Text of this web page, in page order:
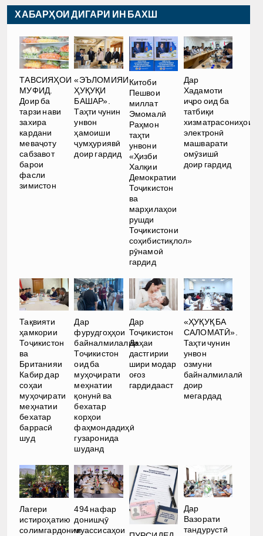
ХАБАРҲОИ ДИГАРИ ИН БАХШ
ТАВСИЯҲОИ
МУФИД.
Доир ба
тарзи нави
захира
кардани
меваҷоту
сабзавот
барои
фасли
зимистон
«ЭЪЛОМИЯИ
ҲУҚУҚИ
БАШАР».
Таҳти чунин
унвон
ҳамоиши
ҷумҳуриявӣ
доир гардид
Китоби
Пешвои
миллат
Эмомалӣ
Раҳмон
таҳти
унвони
«Ҳизби
Халқии
Демократии
Тоҷикистон
ва
марҳилаҳои
рушди
Тоҷикистони
соҳибистиқлол»
рӯнамоӣ
гардид
Дар
Хадамоти
иҷро оид ба
татбиқи
хизматрасониҳои
электронӣ
машварати
омӯзишӣ
доир гардид
Тақвияти
ҳамкории
Тоҷикистон
ва
Британияи
Кабир дар
соҳаи
муҳоҷирати
меҳнатии
бехатар
баррасӣ
шуд
Дар
фурудгоҳҳои
байналмилалии
Тоҷикистон
оид ба
муҳоҷирати
меҳнатии
қонунӣ ва
бехатар
корҳои
фаҳмондадиҳӣ
гузаронида
шуданд
Дар
Тоҷикистон
Даҳаи
дастгирии
шири модар
оғоз
гардидааст
«ҲУҚУҚ БА
САЛОМАТӢ».
Таҳти чунин
унвон
озмуни
байналмилалӣ
доир
мегардад
Лагери
истироҳатию
солимгардонии
494 нафар
донишҷӯ
муассисаҳои
Дар
Вазорати
тандурустӣ